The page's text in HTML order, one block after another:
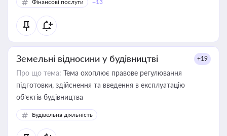
Фінансові послуги
+13
Земельні відносини у будівництві +19
Про що тема: Тема охоплює правове регулювання
підготовки, здійснення та введення в експлуатацію
об’єктів будівництва
Будівельна діяльність